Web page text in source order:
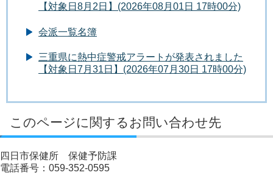
【対象日8月2日】(2026年08月01日 17時00分)
会派一覧名簿
三重県に熱中症警戒アラートが発表されました
【対象日7月31日】(2026年07月30日 17時00分)
このページに関するお問い合わせ先
四日市保健所 保健予防課
電話番号：059-352-0595